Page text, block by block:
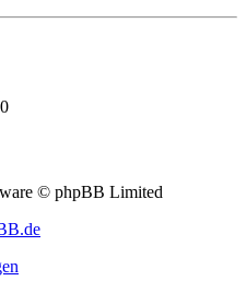
© phpBB Limited